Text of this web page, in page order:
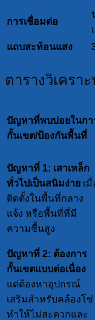
การเชื่อมต่อ
แถบสะท้อนแสง
ตารางวิเครา
ปัญหาที่พบบ่อยในกา
กั้นเขต/ป้องกันพื้นที่
ปัญหาที่ 1: เสาเหล็ก
ทั่วไปเป็นสนิมง่าย เมื่
ติดตั้งในพื้นที่กลาง
แจ้ง หรือพื้นที่ที่มี
ความชื้นสูง
ปัญหาที่ 2: ต้องการ
กั้นเขตแบบต่อเนื่อง
แต่ต้องหาอุปกรณ์
เสริมสำหรับคล้องโซ่
ทำให้ไม่สะดวกและ